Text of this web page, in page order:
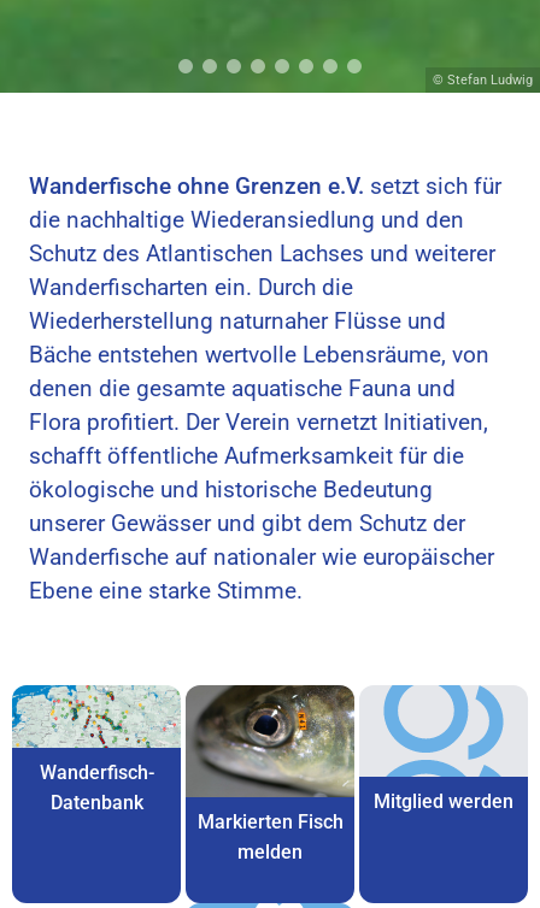
© Stefan Ludwig
© Hans van Klinken
Wanderfische ohne Grenzen e.V. setzt sich für
die nachhaltige Wiederansiedlung und den
Schutz des Atlantischen Lachses und weiterer
Wanderfischarten ein. Durch die
Wiederherstellung naturnaher Flüsse und
Bäche entstehen wertvolle Lebensräume, von
denen die gesamte aquatische Fauna und
Flora profitiert. Der Verein vernetzt Initiativen,
schafft öffentliche Aufmerksamkeit für die
ökologische und historische Bedeutung
unserer Gewässer und gibt dem Schutz der
Wanderfische auf nationaler wie europäischer
Ebene eine starke Stimme.
Wanderfisch-
Datenbank
Markierten Fisch
melden
Mitglied werden